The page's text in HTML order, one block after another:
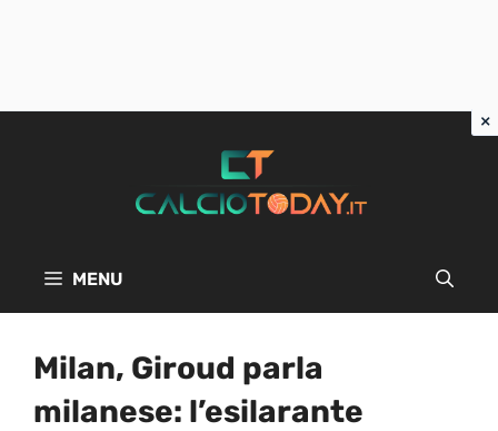
MENU
Milan, Giroud parla
milanese: l’esilarante